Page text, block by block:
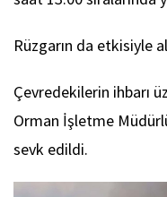
Rüzgarın da etkisiyle
Çevredekilerin ihbarı
Orman İşletme
sevk edildi.